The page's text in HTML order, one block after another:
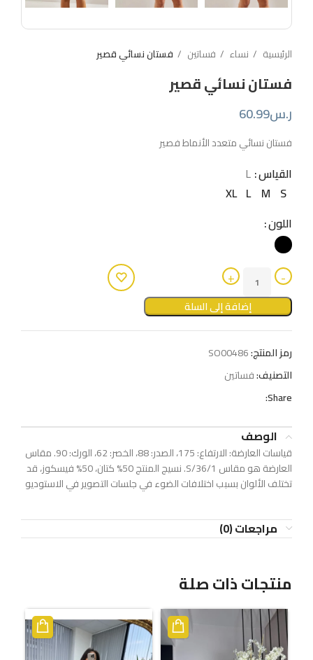
الرئيسية نساء فساتين فستان نسائي قصير
فستان نسائي قصير
ر.س60.99
فستان نسائي متعدد الأنماط فصير
القياس L
S
M
L
XL
اللون
إضافة إلى السلة
رمز المنتج:SO00486
التصنيف:فساتين
Share:
الوصف
قياسات العارضة: الارتفاع: 175، الصدر: 88، الخصر: 62، الورك: 90. مقاس
العارضة هو مقاس S/36/1. نسيج المنتج 50% كتان، 50% فيسكوز، قد
تختلف الألوان بسبب اختلافات الضوء في جلسات التصوير في الاستوديو
مراجعات (0)
منتجات ذات صلة